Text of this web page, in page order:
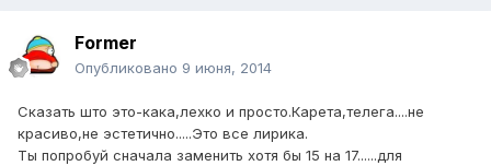
Former
Опубликовано 9 июня, 2014
Сказать што это-кака,лехко и просто.Карета,телега....не
красиво,не эстетично.....Это все лирика.
Ты попробуй сначала заменить хотя бы 15 на 17......для